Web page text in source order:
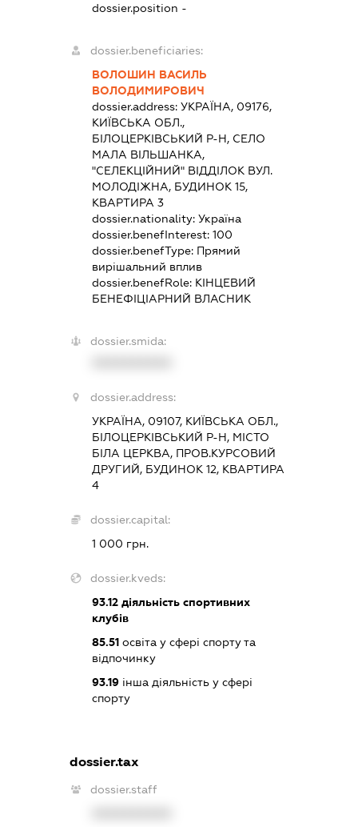
dossier.position -
dossier.beneficiaries:
ВОЛОШИН ВАСИЛЬ
ВОЛОДИМИРОВИЧ
dossier.address: УКРАЇНА, 09176,
КИЇВСЬКА ОБЛ.,
БІЛОЦЕРКІВСЬКИЙ Р-Н, СЕЛО
МАЛА ВІЛЬШАНКА,
"СЕЛЕКЦІЙНИЙ" ВІДДІЛОК ВУЛ.
МОЛОДІЖНА, БУДИНОК 15,
КВАРТИРА 3
dossier.nationality: Україна
dossier.benefInterest: 100
dossier.benefType: Прямий
вирішальний вплив
dossier.benefRole: КІНЦЕВИЙ
БЕНЕФІЦІАРНИЙ ВЛАСНИК
dossier.smida:
dossier.address:
УКРАЇНА, 09107, КИЇВСЬКА ОБЛ.,
БІЛОЦЕРКІВСЬКИЙ Р-Н, МІСТО
БІЛА ЦЕРКВА, ПРОВ.КУРСОВИЙ
ДРУГИЙ, БУДИНОК 12, КВАРТИРА
4
dossier.capital:
1 000 грн.
dossier.kveds:
93.12діяльність спортивних
клубів
85.51освіта у сфері спорту та
відпочинку
93.19інша діяльність у сфері
спорту
dossier.tax
dossier.staff